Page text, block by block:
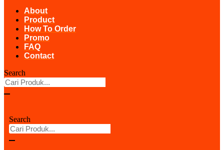
About
Product
How To Order
Promo
FAQ
Contact
Search
Search